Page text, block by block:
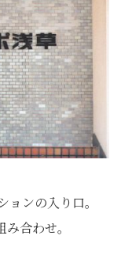
ンの入り口。
合わせ。